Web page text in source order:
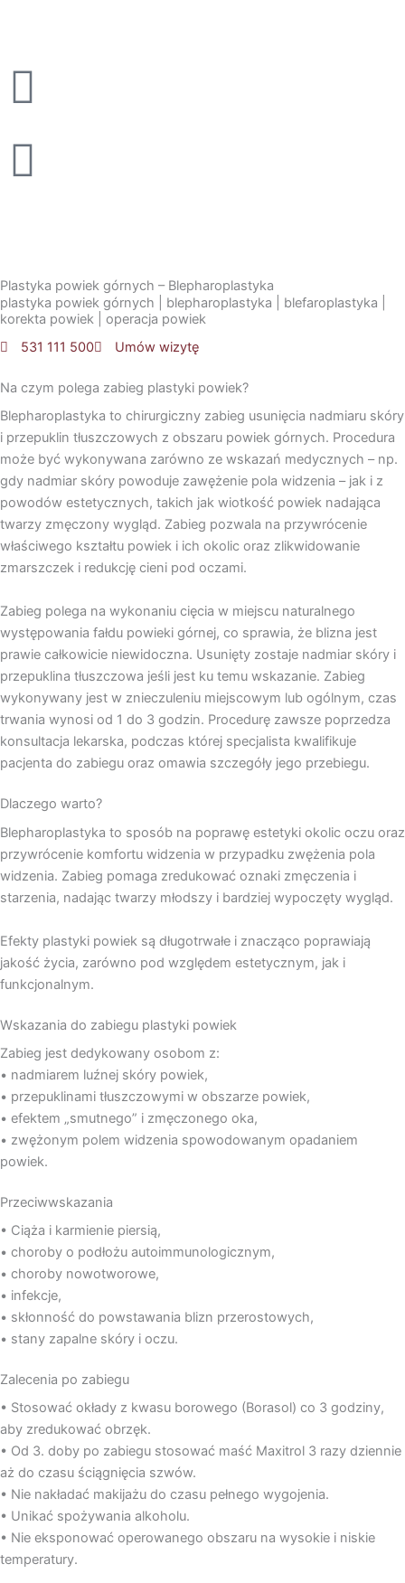
Plastyka powiek górnych – Blepharoplastyka
plastyka powiek górnych | blepharoplastyka | blefaroplastyka |
korekta powiek | operacja powiek
531 111 500
Umów wizytę
Na czym polega zabieg plastyki powiek?
Blepharoplastyka to chirurgiczny zabieg usunięcia nadmiaru skóry
i przepuklin tłuszczowych z obszaru powiek górnych. Procedura
może być wykonywana zarówno ze wskazań medycznych – np.
gdy nadmiar skóry powoduje zawężenie pola widzenia – jak i z
powodów estetycznych, takich jak wiotkość powiek nadająca
twarzy zmęczony wygląd. Zabieg pozwala na przywrócenie
właściwego kształtu powiek i ich okolic oraz zlikwidowanie
zmarszczek i redukcję cieni pod oczami.
Zabieg polega na wykonaniu cięcia w miejscu naturalnego
występowania fałdu powieki górnej, co sprawia, że blizna jest
prawie całkowicie niewidoczna. Usunięty zostaje nadmiar skóry i
przepuklina tłuszczowa jeśli jest ku temu wskazanie. Zabieg
wykonywany jest w znieczuleniu miejscowym lub ogólnym, czas
trwania wynosi od 1 do 3 godzin. Procedurę zawsze poprzedza
konsultacja lekarska, podczas której specjalista kwalifikuje
pacjenta do zabiegu oraz omawia szczegóły jego przebiegu.
Dlaczego warto?
Blepharoplastyka to sposób na poprawę estetyki okolic oczu oraz
przywrócenie komfortu widzenia w przypadku zwężenia pola
widzenia. Zabieg pomaga zredukować oznaki zmęczenia i
starzenia, nadając twarzy młodszy i bardziej wypoczęty wygląd.
Efekty plastyki powiek są długotrwałe i znacząco poprawiają
jakość życia, zarówno pod względem estetycznym, jak i
funkcjonalnym.
Wskazania do zabiegu plastyki powiek
Zabieg jest dedykowany osobom z:
• nadmiarem luźnej skóry powiek,
• przepuklinami tłuszczowymi w obszarze powiek,
• efektem „smutnego” i zmęczonego oka,
• zwężonym polem widzenia spowodowanym opadaniem
powiek.
Przeciwwskazania
• Ciąża i karmienie piersią,
• choroby o podłożu autoimmunologicznym,
• choroby nowotworowe,
• infekcje,
• skłonność do powstawania blizn przerostowych,
• stany zapalne skóry i oczu.
Zalecenia po zabiegu
• Stosować okłady z kwasu borowego (Borasol) co 3 godziny,
aby zredukować obrzęk.
• Od 3. doby po zabiegu stosować maść Maxitrol 3 razy dziennie
aż do czasu ściągnięcia szwów.
• Nie nakładać makijażu do czasu pełnego wygojenia.
• Unikać spożywania alkoholu.
• Nie eksponować operowanego obszaru na wysokie i niskie
temperatury.